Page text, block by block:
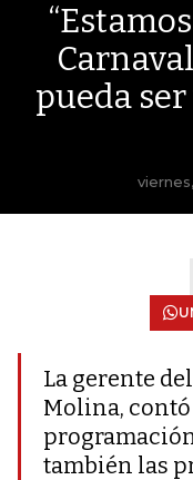
pueda
La gerente
Molina,
también las